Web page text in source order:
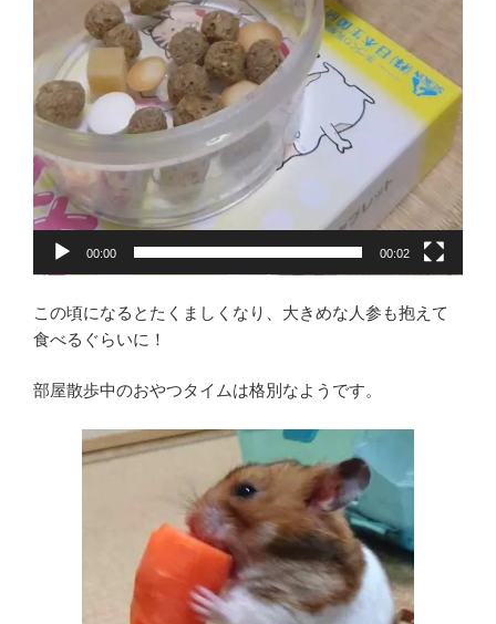
00:00 00:02
この頃になるとたくましくなり、大きめな人参も抱えて
食べるぐらいに！
部屋散歩中のおやつタイムは格別なようです。